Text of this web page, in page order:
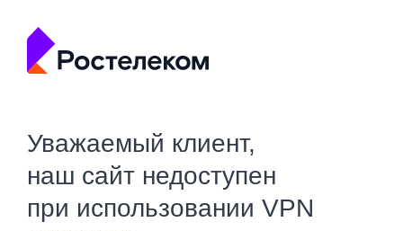
Уважаемый клиент,
наш сайт недоступен
при использовании VPN